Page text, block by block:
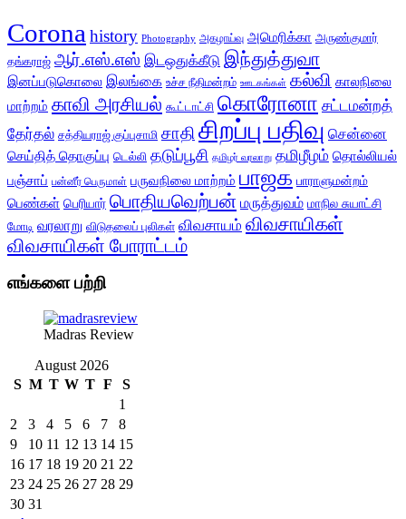
Corona history Photography அகழாய்வு அமெரிக்கா அருண்குமார்
தங்கராஜ் ஆர்.எஸ்.எஸ் இடஒதுக்கீடு இந்துத்துவா
இனப்படுகொலை இலங்கை உச்ச நீதிமன்றம் ஊடகங்கள் கல்வி காலநிலை
மாற்றம் காவி அரசியல் கூட்டாட்சி கொரோனா சட்டமன்றத்
தேர்தல் சத்தியராஜ் குப்புசாமி சாதிசிறப்பு பதிவு சென்னை
செய்தித் தொகுப்பு டெல்லி தடுப்பூசி தமிழர் வரலாறு தமிழீழம் தொல்லியல்
பஞ்சாப் பன்னீர் பெருமாள் பருவநிலை மாற்றம் பாஜக பாராளுமன்றம்
பெண்கள் பெரியார் பொதியவெற்பன் மருத்துவம் மாநில சுயாட்சி
மோடி வரலாறு விடுதலைப் புலிகள் விவசாயம் விவசாயிகள்
விவசாயிகள் போராட்டம்
எங்களை பற்றி
Madras Review
August 2026
S M T W T F
S
1
2
3 4 5 6 7
8
9
10 11 12 13 14 15
16 17 18 19 20 21 22
23 24 25 26 27 28 29
30 31